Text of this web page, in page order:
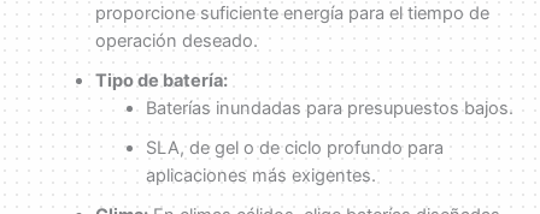
proporcione suficiente energía para el tiempo de
operación deseado.
Tipo de batería:
Baterías inundadas para presupuestos bajos.
SLA, de gel o de ciclo profundo para
aplicaciones más exigentes.